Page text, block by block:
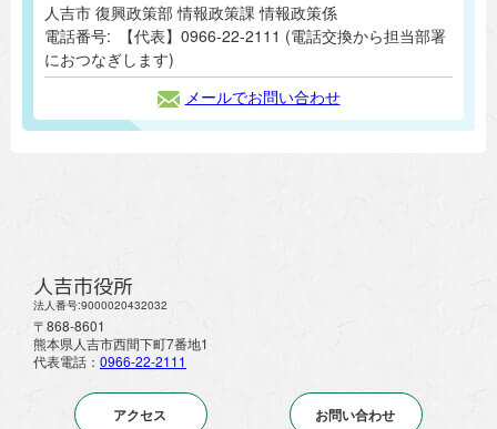
人吉市 復興政策部 情報政策課 情報政策係
電話番号:
【代表】0966-22-2111 (電話交換から担当部署
におつなぎします)
メールでお問い合わせ
人吉市役所
法人番号:9000020432032
〒868-8601
熊本県人吉市西間下町7番地1
代表電話： 0966-22-2111
アクセス お問い合わせ